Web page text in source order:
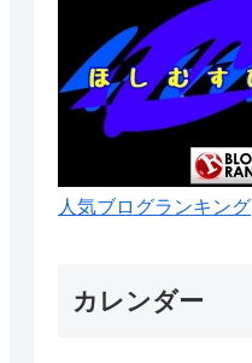
人気ブログランキング
カレンダー